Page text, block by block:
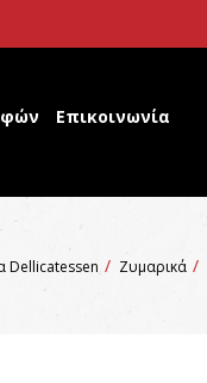
Επικοινωνία
Dellicatessen Ζυμαρικά